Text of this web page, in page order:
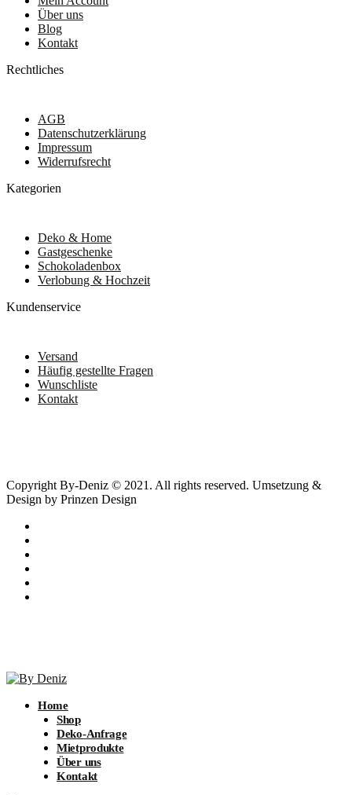
Über uns
Blog
Kontakt
Rechtliches
AGB
Datenschutzerklärung
Impressum
Widerrufsrecht
Kategorien
Deko & Home
Gastgeschenke
Schokoladenbox
Verlobung & Hochzeit
Kundenservice
Versand
Häufig gestellte Fragen
Wunschliste
Kontakt
Copyright By-Deniz © 2021. All rights reserved. Umsetzung &
Design by Prinzen Design
Home
Shop
Deko-Anfrage
Mietprodukte
Über uns
Kontakt